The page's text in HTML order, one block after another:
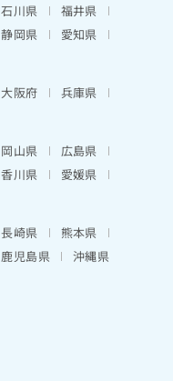
石川県
福井県
静岡県
愛知県
大阪府
兵庫県
岡山県
広島県
香川県
愛媛県
長崎県
熊本県
鹿児島県 沖縄県